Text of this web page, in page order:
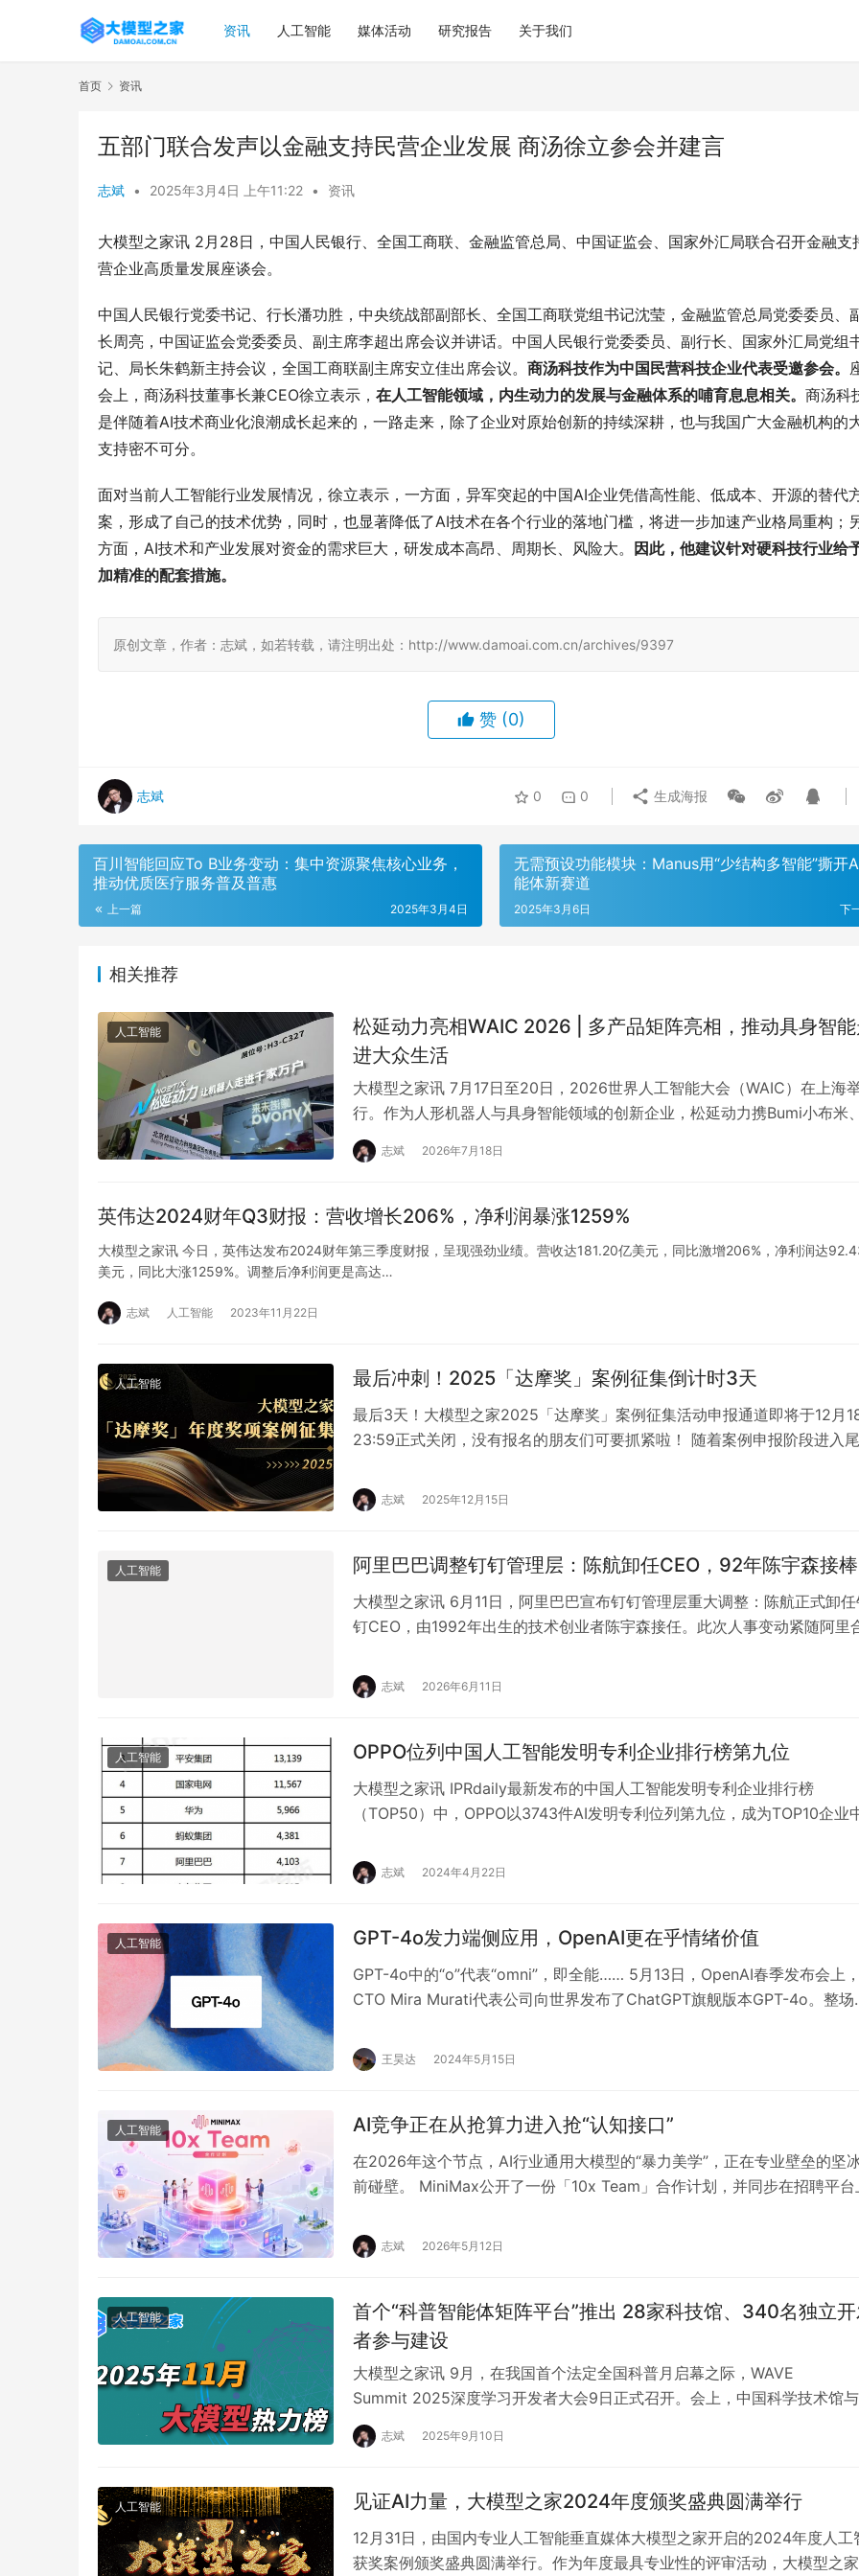
资讯 人工智能 媒体活动 研究报告 关于我们
首页 资讯
五部门联合发声以金融支持民营企业发展 商汤徐立参会并建言
志斌 • 2025年3月4日 上午11:22 • 资讯
大模型之家讯 2月28日，中国人民银行、全国工商联、金融监管总局、中国证监会、国家外汇局联合召开金融支
营企业高质量发展座谈会。
中国人民银行党委书记、行长潘功胜，中央统战部副部长、全国工商联党组书记沈莹，金融监管总局党委委员、
长周亮，中国证监会党委委员、副主席李超出席会议并讲话。中国人民银行党委委员、副行长、国家外汇局党组
记、局长朱鹤新主持会议，全国工商联副主席安立佳出席会议。 商汤科技作为中国民营科技企业代表受邀参会。
会上，商汤科技董事长兼CEO徐立表示， 在人工智能领域，内生动力的发展与金融体系的哺育息息相关。 商汤科
是伴随着AI技术商业化浪潮成长起来的，一路走来，除了企业对原始创新的持续深耕，也与我国广大金融机构的
支持密不可分。
面对当前人工智能行业发展情况，徐立表示，一方面，异军突起的中国AI企业凭借高性能、低成本、开源的替代
案，形成了自己的技术优势，同时，也显著降低了AI技术在各个行业的落地门槛，将进一步加速产业格局重构；
方面，AI技术和产业发展对资金的需求巨大，研发成本高昂、周期长、风险大。
因此，他建议针对硬科技行业给
加精准的配套措施。
原创文章，作者：志斌，如若转载，请注明出处：http://www.damoai.com.cn/archives/9397
赞 (0)
志斌 0 0 生成海报
百川智能回应To B业务变动：集中资源聚焦核心业务，
推动优质医疗服务普及普惠
上一篇 2025年3月4日
无需预设功能模块：Manus用“少结构多智能”撕开
能体新赛道
下
2025年3月6日
相关推荐
人工智能
松延动力亮相WAIC 2026 | 多产品矩阵亮相，推动具身智能
进大众生活
大模型之家讯 7月17日至20日，2026世界人工智能大会（WAIC）在上海
行。作为人形机器人与具身智能领域的创新企业，松延动力携Bumi小布米、
N2、E1以及新品小月亮相大会现…
志斌 2026年7月18日
英伟达2024财年Q3财报：营收增长206%，净利润暴涨1259%
大模型之家讯 今日，英伟达发布2024财年第三季度财报，呈现强劲业绩。营收达181.20亿美元，同比激增206%，净利润达
美元，同比大涨1259%。调整后净利润更是高达…
志斌 人工智能 2023年11月22日
人工智能 最后冲刺！2025「达摩奖」案例征集倒计时3天
最后3天！大模型之家2025「达摩奖」案例征集活动申报通道即将于12月
23:59正式关闭，没有报名的朋友们可要抓紧啦！ 随着案例申报阶段进入尾
志斌 2025年12月15日
人工智能 阿里巴巴调整钉钉管理层：陈航卸任CEO，92年陈宇森接棒
大模型之家讯 6月11日，阿里巴巴宣布钉钉管理层重大调整：陈航正式卸
钉CEO，由1992年出生的技术创业者陈宇森接任。此次人事变动紧随阿里
志斌 2026年6月11日
人工智能 OPPO位列中国人工智能发明专利企业排行榜第九位
大模型之家讯 IPRdaily最新发布的中国人工智能发明专利企业排行榜
（TOP50）中，OPPO以3743件AI发明专利位列第九位，成为TOP10企业
志斌 2024年4月22日
人工智能 GPT-4o发力端侧应用，OpenAI更在乎情绪价值
GPT-4o中的“o”代表“omni”，即全能…… 5月13日，OpenAI春季发布会上，
CTO Mira Murati代表公司向世界发布了ChatGPT旗舰版本GPT-4o。整
王昊达 2024年5月15日
人工智能 AI竞争正在从抢算力进入抢“认知接口”
在2026年这个节点，AI行业通用大模型的“暴力美学”，正在专业壁垒的坚
前碰壁。 MiniMax公开了一份「10x Team」合作计划，并同步在招聘平台
志斌 2026年5月12日
人工智能
首个“科普智能体矩阵平台”推出 28家科技馆、340名独立
者参与建设
大模型之家讯 9月，在我国首个法定全国科普月启幕之际，WAVE
Summit 2025深度学习开发者大会9日正式召开。会上，中国科学技术馆与
度联合宣布首个“科技馆智能体…
志斌 2025年9月10日
人工智能 见证AI力量，大模型之家2024年度颁奖盛典圆满举行
12月31日，由国内专业人工智能垂直媒体大模型之家开启的2024年度人工
获奖案例颁奖盛典圆满举行。作为年度最具专业性的评审活动，大模型之家